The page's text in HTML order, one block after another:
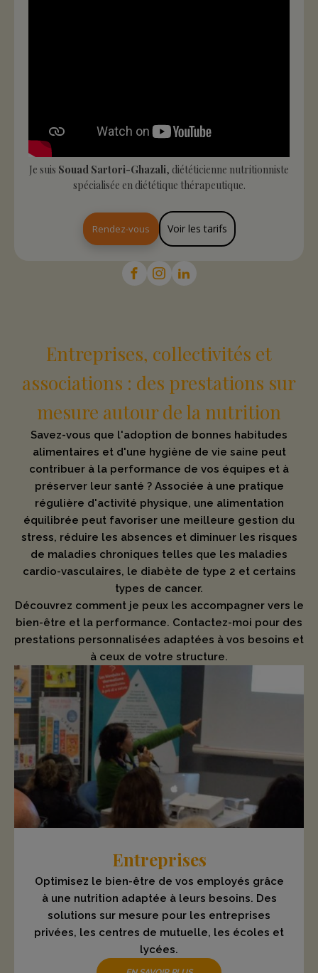
Je suis Souad Sartori-Ghazali, diététicienne nutritionniste
spécialisée en diététique thérapeutique.
Rendez-vous Voir les tarifs
Entreprises, collectivités et
associations : des prestations sur
mesure autour de la nutrition
Savez-vous que l'adoption de bonnes habitudes
alimentaires et d'une hygiène de vie saine peut
contribuer à la performance de vos équipes et à
préserver leur santé ? Associée à une pratique
régulière d'activité physique, une alimentation
équilibrée peut favoriser une meilleure gestion du
stress, réduire les absences et diminuer les risques
de maladies chroniques telles que les maladies
cardio-vasculaires, le diabète de type 2 et certains
types de cancer.
Découvrez comment je peux les accompagner vers le
bien-être et la performance. Contactez-moi pour des
prestations personnalisées adaptées à vos besoins et
à ceux de votre structure.
Entreprises
Optimisez le bien-être de vos employés grâce
à une nutrition adaptée à leurs besoins. Des
solutions sur mesure pour les entreprises
privées, les centres de mutuelle, les écoles et
lycées.